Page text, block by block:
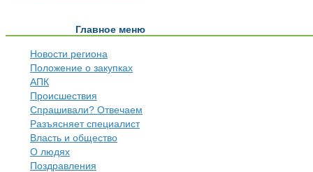
Главное меню
Новости региона
Положение о закупках
АПК
Происшествия
Спрашивали? Отвечаем
Разъясняет специалист
Власть и общество
О людях
Поздравления